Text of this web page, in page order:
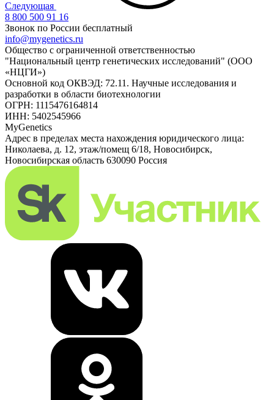
Следующая
8 800 500 91 16
Звонок по России бесплатный
info@mygenetics.ru
Общество с ограниченной ответственностью
"Национальный центр генетических исследований" (ООО
«НЦГИ»)
Основной код ОКВЭД: 72.11. Научные исследования и
разработки в области биотехнологии
ОГРН: 1115476164814
ИНН: 5402545966
MyGenetics
Адрес в пределах места нахождения юридического лица:
Николаева, д. 12, этаж/помещ 6/18, Новосибирск,
Новосибирская область 630090 Россия